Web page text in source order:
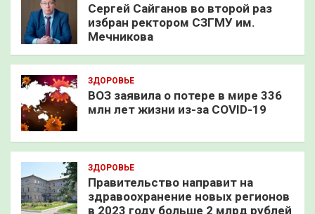
Сергей Сайганов во второй раз
избран ректором СЗГМУ им.
Мечникова
ЗДОРОВЬЕ
ВОЗ заявила о потере в мире 336
млн лет жизни из-за COVID-19
ЗДОРОВЬЕ
Правительство направит на
здравоохранение новых регионов
в 2023 году больше 2 млрд рублей